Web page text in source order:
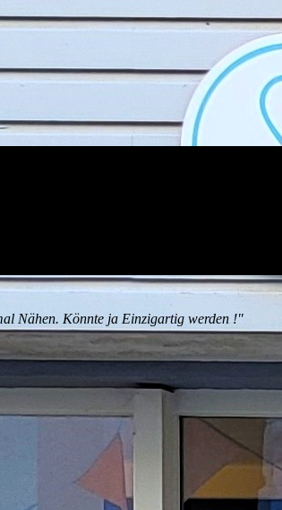
Nähen. Könnte ja Einzigartig werden !"